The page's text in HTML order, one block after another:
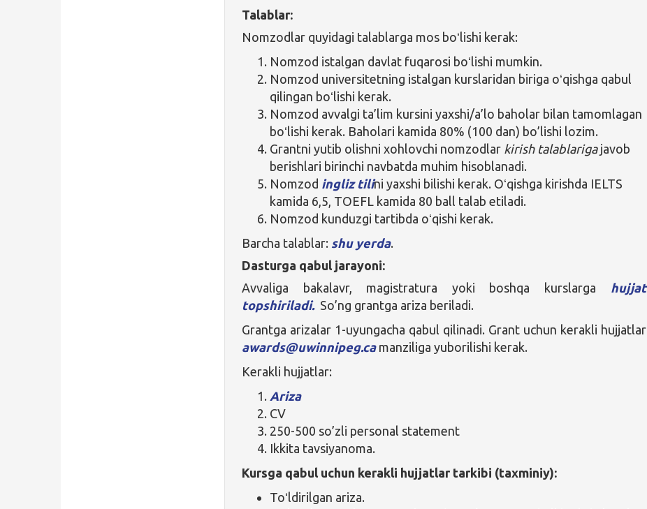
Talablar:
Nomzodlar quyidagi talablarga mos boʻlishi kerak:
Nomzod istalgan davlat fuqarosi boʻlishi mumkin.
Nomzod universitetning istalgan kurslaridan biriga oʻqishga qabul
qilingan boʻlishi kerak.
Nomzod avvalgi ta’lim kursini yaxshi/a’lo baholar bilan tamomlagan
boʻlishi kerak. Baholari kamida 80% (100 dan) bo’lishi lozim.
Grantni yutib olishni xohlovchi nomzodlar kirish talablarigajavob
berishlari birinchi navbatda muhim hisoblanadi.
Nomzod ingliz tilini yaxshi bilishi kerak. Oʻqishga kirishda IELTS
kamida 6,5, TOEFL kamida 80 ball talab etiladi.
Nomzod kunduzgi tartibda oʻqishi kerak.
Barcha talablar: shu yerda.
Dasturga qabul jarayoni:
Avvaliga bakalavr, magistratura yoki boshqa kurslarga
hujjat
topshiriladi. So’ng grantga ariza beriladi.
Grantga arizalar 1-uyungacha qabul qilinadi. Grant uchun kerakli hujjatlar
awards@uwinnipeg.camanziliga yuborilishi kerak.
Kerakli hujjatlar:
Ariza
CV
250-500 so’zli personal statement
Ikkita tavsiyanoma.
Kursga qabul uchun kerakli hujjatlar tarkibi (taxminiy):
Toʻldirilgan ariza.